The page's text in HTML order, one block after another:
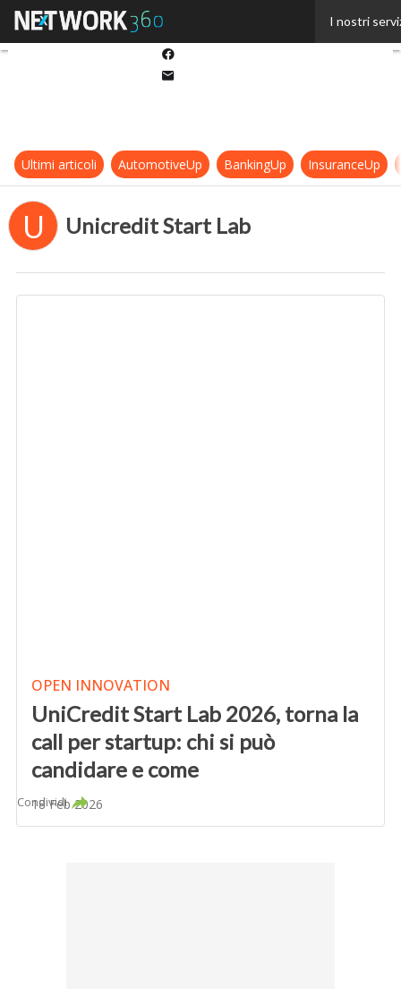
I nostri
Ultimi articoli AutomotiveUp BankingUp InsuranceUp
U Unicredit Start Lab
OPEN INNOVATION
UniCredit Start Lab 2026, torna la
call per startup: chi si può
candidare e come
18 Feb 2026
Condividi